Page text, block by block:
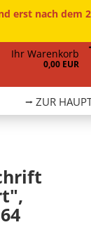
Login
Ihr Warenkorb
0,00 EUR
erst nach dem
⭢ ZUR